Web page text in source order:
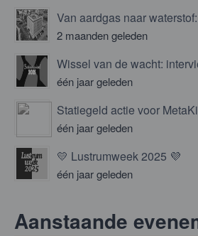
2 maanden geleden
één jaar geleden
Statiegeld actie voor
één jaar geleden
💛 Lustrumweek 2025 💜
één jaar geleden
Aanstaande